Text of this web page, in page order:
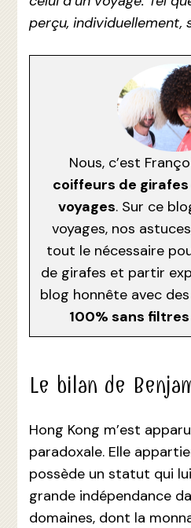
perçu, individuellement,
Nous, c’est
coiffeurs de
voyages. Sur ce
voyages, nos
tout le nécessaire
de girafes et partir
blog honnête avec des
100% sans
Le bilan de
Hong Kong m’est
paradoxale. Elle
possède un statut qui
grande indépendance
domaines, dont la